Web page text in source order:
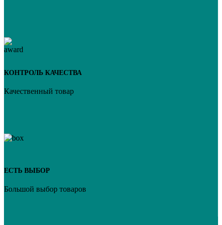
КОНТРОЛЬ КАЧЕСТВА
Качественный товар
ЕСТЬ ВЫБОР
Большой выбор товаров